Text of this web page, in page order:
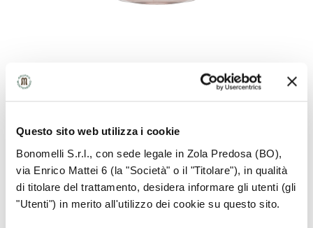
Questo sito web utilizza i cookie
Bonomelli S.r.l., con sede legale in Zola Predosa (BO),
via Enrico Mattei 6 (la "Società" o il "Titolare"), in qualità
di titolare del trattamento, desidera informare gli utenti (gli
"Utenti") in merito all'utilizzo dei cookie su questo sito.
Powder obtained from a variety of peppers
originally from Central America, dried and ground
HOW TO USE